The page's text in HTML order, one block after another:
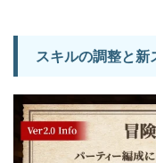
スキルの調整と新